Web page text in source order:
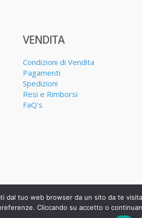
VENDITA
Condizioni di Vendita
Pagamenti
Spedizioni
Resi e Rimborsi
FaQ's
dal tuo web browser da un sito da te
Cliccando su accetto o